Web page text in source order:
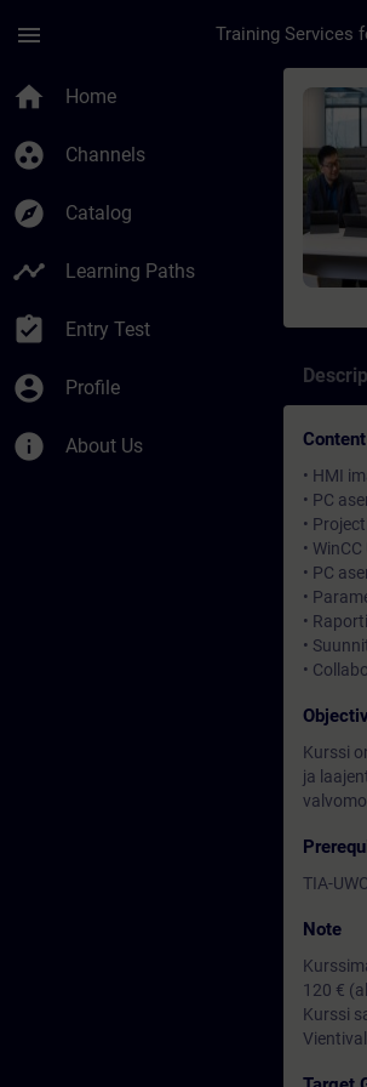
menu
home Home
group_work Channels
explore Catalog
timeline Learning Paths
assignment_turned_in Entry Test
account_circle Profile
info About Us Content
• HMI
• PC
•
•
• PC
•
•
•
•
Kurssi
ja
TIA-
Note
120 €
Kurssi